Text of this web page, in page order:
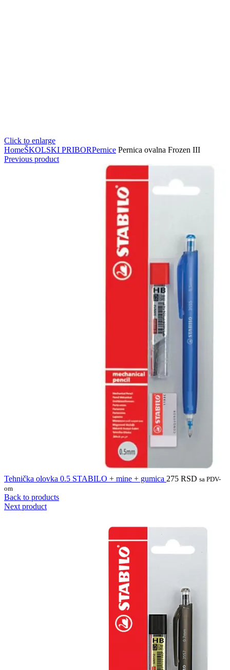
Click to enlarge
HomeŠKOLSKI PRIBORPernice Pernica ovalna Frozen III
Previous product
Tehnička olovka 0.5 STABILO + mine + gumica 275 RSD sa PDV-
om
Back to products
Next product